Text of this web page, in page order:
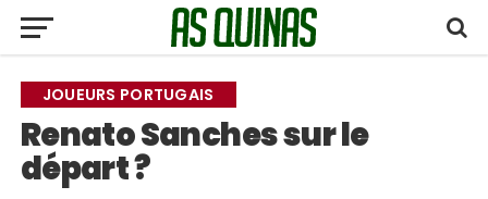
JOUEURS PORTUGAIS
Renato Sanches sur le
départ ?